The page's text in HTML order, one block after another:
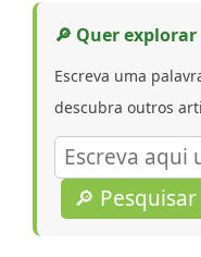
🔎 Quer
Escreva uma
descubra outros
🔎 Pesquisar